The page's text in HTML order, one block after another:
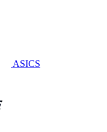
ASICS